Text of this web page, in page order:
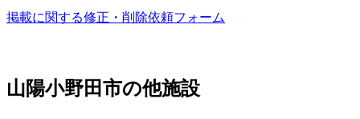
掲載に関する修正・削除依頼フォーム
山陽小野田市の他施設